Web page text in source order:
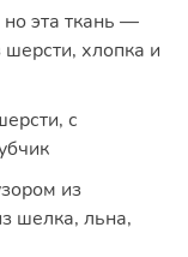
эта ткань —
шерсти, хлопка и
с
из
шелка, льна,